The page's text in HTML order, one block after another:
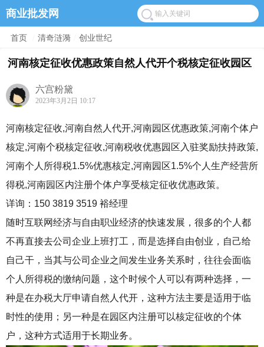
商业批发网
首页 清奇涟漪 创业世纪
河南核定征收优惠政策自然人代开个税核定征收园区
六宫粉黛
2023年3月2日 10:17
河南核定征收,河南自然人代开,河南园区优惠政策,河南个体户
核定,河南个税核定征收,河南税收优惠园区入驻奖励扶持政策,
河南个人所得税1.5%优惠核定,河南园区1.5%个人生产经营所
得税,河南园区内注册个体户享受核定征收优惠政策。
详询：150 3819 3519 裕经理
随时互联网经济与自由职业经济的快速发展，很多的个人都
不再直接去公司企业上班打工，而是选择自由创业，自己给
自己干，当其与公司企业之间发生业务关系时，往往会面临
个人所得税的缴纳问题，这个时候个人可以有两种选择，一
种是在办税大厅申请自然人代开，这种方法主要是适用于临
时性的使用；另一种是在园区内注册可以核定征收的个体
户，这种方式适用于长期业务。